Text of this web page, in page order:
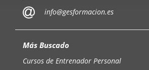
info@gesformacion.es
Más Buscado
Cursos de Entrenador Personal